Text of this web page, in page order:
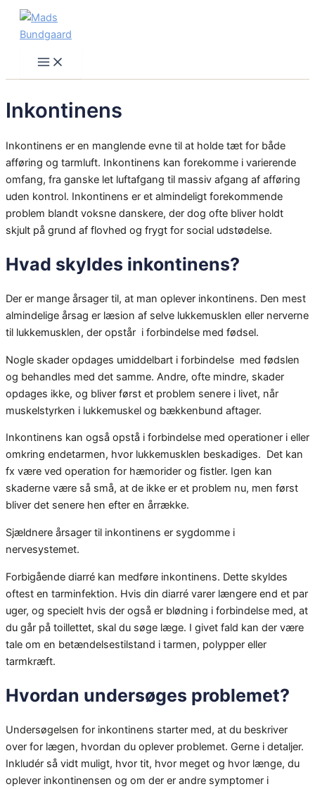
Skip
Main
Menu
Inkontinens
Inkontinens er en manglende evne til at holde tæt for både
afføring og tarmluft. Inkontinens kan forekomme i varierende
omfang, fra ganske let luftafgang til massiv afgang af afføring
uden kontrol. Inkontinens er et almindeligt forekommende
problem blandt voksne danskere, der dog ofte bliver holdt
skjult på grund af flovhed og frygt for social udstødelse.
Hvad skyldes inkontinens?
Der er mange årsager til, at man oplever inkontinens. Den mest
almindelige årsag er læsion af selve lukkemusklen eller nerverne
til lukkemusklen, der opstår i forbindelse med fødsel.
Nogle skader opdages umiddelbart i forbindelse med fødslen
og behandles med det samme. Andre, ofte mindre, skader
opdages ikke, og bliver først et problem senere i livet, når
muskelstyrken i lukkemuskel og bækkenbund aftager.
Inkontinens kan også opstå i forbindelse med operationer i eller
omkring endetarmen, hvor lukkemusklen beskadiges. Det kan
fx være ved operation for hæmorider og fistler. Igen kan
skaderne være så små, at de ikke er et problem nu, men først
bliver det senere hen efter en årrække.
Sjældnere årsager til inkontinens er sygdomme i
nervesystemet.
Forbigående diarré kan medføre inkontinens. Dette skyldes
oftest en tarminfektion. Hvis din diarré varer længere end et par
uger, og specielt hvis der også er blødning i forbindelse med, at
du går på toillettet, skal du søge læge. I givet fald kan der være
tale om en betændelsestilstand i tarmen, polypper eller
tarmkræft.
Hvordan undersøges problemet?
Undersøgelsen for inkontinens starter med, at du beskriver
over for lægen, hvordan du oplever problemet. Gerne i detaljer.
Inkludér så vidt muligt, hvor tit, hvor meget og hvor længe, du
oplever inkontinensen og om der er andre symptomer i